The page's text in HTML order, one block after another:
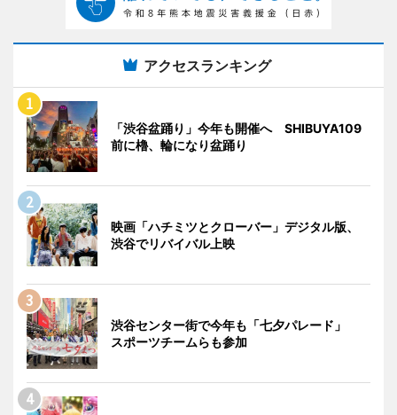
アクセスランキング
「渋谷盆踊り」今年も開催へ SHIBUYA109
前に櫓、輪になり盆踊り
映画「ハチミツとクローバー」デジタル版、
渋谷でリバイバル上映
渋谷センター街で今年も「七夕パレード」
スポーツチームらも参加